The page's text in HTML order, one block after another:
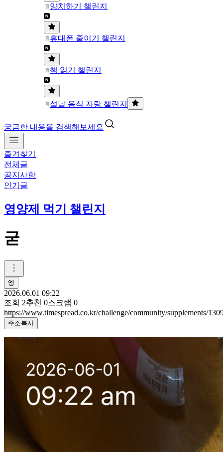
양치하기 챌린지
휴대폰 줄이기 챌린지
책 읽기 챌린지
설날 음식 자랑 챌린지
궁금한 내용을 검색해보세요
즐겨찾기
전체글
공지사항
인기글
영양제 먹기 챌린지
굳
엥
2026.06.01 09:22
조회 2추천 0스크랩 0
https://www.timespread.co.kr/challenge/community/supplements/
주소복사